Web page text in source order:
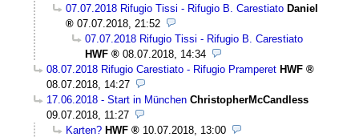
07.07.2018 Rifugio Tissi - Rifugio B. Carestiato Daniel
07.07.2018, 21:52
07.07.2018 Rifugio Tissi - Rifugio B. Carestiato
HWF
08.07.2018, 14:34
08.07.2018 Rifugio Carestiato - Rifugio Pramperet HWF
08.07.2018, 14:27
17.06.2018 - Start in München ChristopherMcCandless
09.07.2018, 11:27
Karten? HWF
10.07.2018, 13:00